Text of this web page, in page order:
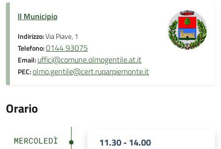
Il Municipio
Indirizzo:Via Piave, 1
Telefono:0144 93075
Email:uffici@comune.olmogentile.at.it
PEC:olmo.gentile@cert.ruparpiemonte.it
Orario
MERCOLEDÌ 11.30 - 14.00